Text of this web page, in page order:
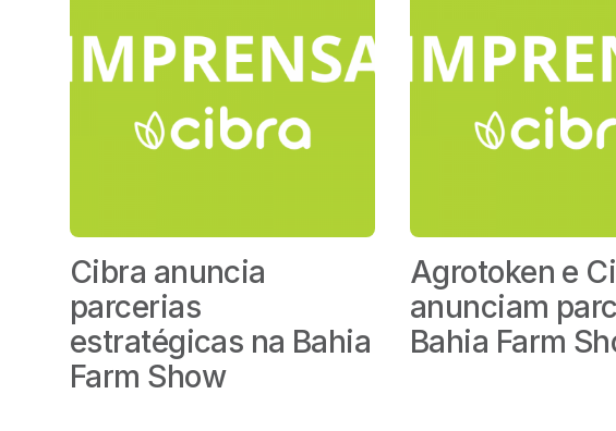
Cibra anuncia
parcerias
estratégicas na Bahia
Farm Show
Agrotoken e
anunciam
Bahia Farm